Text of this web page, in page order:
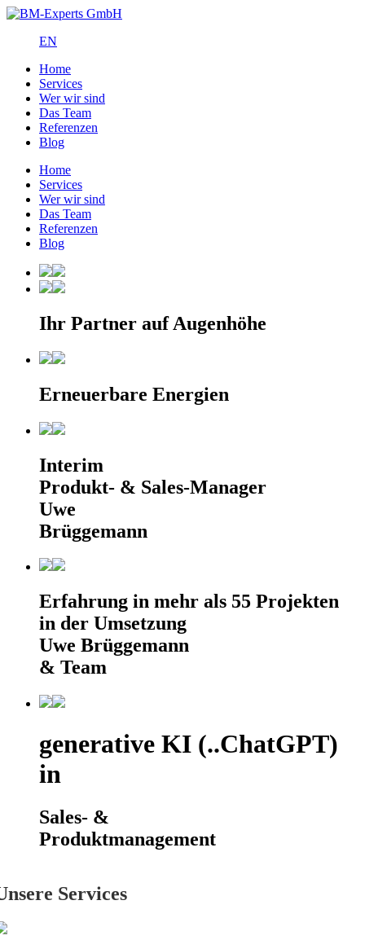
EN
Home
Services
Wer wir sind
Das Team
Referenzen
Blog
Home
Services
Wer wir sind
Das Team
Referenzen
Blog
Ihr Partner auf Augenhöhe
Erneuerbare Energien
Interim
Produkt- & Sales-Manager
Uwe
Brüggemann
Erfahrung in mehr als 55 Projekten
in der Umsetzung
Uwe Brüggemann
& Team
generative KI (..ChatGPT)
in
Sales- &
Produktmanagement
Services